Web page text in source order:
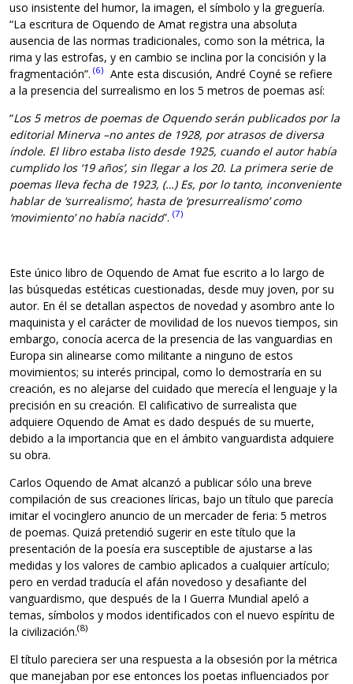
uso insistente del humor, la imagen, el símbolo y la greguería.
“La escritura de Oquendo de Amat registra una absoluta
ausencia de las normas tradicionales, como son la métrica, la
rima y las estrofas, y en cambio se inclina por la concisión y la
fragmentación”. (6) Ante esta discusión, André Coyné se refiere
a la presencia del surrealismo en los 5 metros de poemas así:
“Los 5 metros de poemas de Oquendo serán publicados por la
editorial Minerva –no antes de 1928, por atrasos de diversa
índole. El libro estaba listo desde 1925, cuando el autor había
cumplido los ‘19 años’, sin llegar a los 20. La primera serie de
poemas lleva fecha de 1923, (…) Es, por lo tanto, inconveniente
hablar de ‘surrealismo’, hasta de ‘presurrealismo’ como
‘movimiento’ no había nacido”. (7)
Este único libro de Oquendo de Amat fue escrito a lo largo de
las búsquedas estéticas cuestionadas, desde muy joven, por su
autor. En él se detallan aspectos de novedad y asombro ante lo
maquinista y el carácter de movilidad de los nuevos tiempos, sin
embargo, conocía acerca de la presencia de las vanguardias en
Europa sin alinearse como militante a ninguno de estos
movimientos; su interés principal, como lo demostraría en su
creación, es no alejarse del cuidado que merecía el lenguaje y la
precisión en su creación. El calificativo de surrealista que
adquiere Oquendo de Amat es dado después de su muerte,
debido a la importancia que en el ámbito vanguardista adquiere
su obra.
Carlos Oquendo de Amat alcanzó a publicar sólo una breve
compilación de sus creaciones líricas, bajo un título que parecía
imitar el vocinglero anuncio de un mercader de feria: 5 metros
de poemas. Quizá pretendió sugerir en este título que la
presentación de la poesía era susceptible de ajustarse a las
medidas y los valores de cambio aplicados a cualquier artículo;
pero en verdad traducía el afán novedoso y desafiante del
vanguardismo, que después de la I Guerra Mundial apeló a
temas, símbolos y modos identificados con el nuevo espíritu de
la civilización.(8)
El título pareciera ser una respuesta a la obsesión por la métrica
que manejaban por ese entonces los poetas influenciados por